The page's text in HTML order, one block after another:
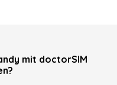
mit doctorSIM